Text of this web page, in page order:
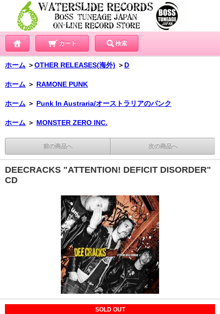
カート 検索
ホーム ＞OTHER RELEASES(海外) ＞ D
ホーム ＞ RAMONE PUNK
ホーム ＞ Punk In Austraria/オーストラリアのパンク
ホーム ＞ MONSTER ZERO INC.
前の商品へ 次の商品へ
DEECRACKS "ATTENTION! DEFICIT DISORDER"
CD
SOLD OUT